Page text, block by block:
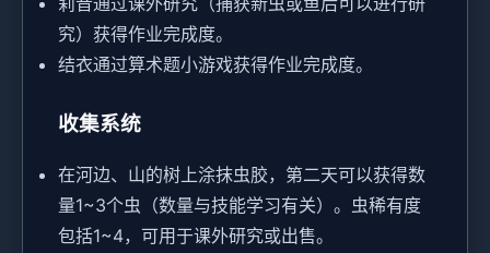
究）获得作业完成度。
结衣通过算术题小游戏获得作业完成度。
收集系统
在河边、山的树上涂抹虫胶，第二天可以获得数
量1~3个虫（数量与技能学习有关）。虫稀有度
包括1~4，可用于课外研究或出售。